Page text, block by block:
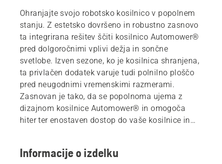
Ohranjajte svojo robotsko kosilnico v popolnem
stanju. Z estetsko dovršeno in robustno zasnovo
ta integrirana rešitev ščiti kosilnico Automower®
pred dolgoročnimi vplivi dežja in sončne
svetlobe. Izven sezone, ko je kosilnica shranjena,
ta privlačen dodatek varuje tudi polnilno ploščo
pred neugodnimi vremenskimi razmerami.
Zasnovan je tako, da se popolnoma ujema z
dizajnom kosilnice Automower® in omogoča
hiter ter enostaven dostop do vaše kosilnice in
Informacije o izdelku